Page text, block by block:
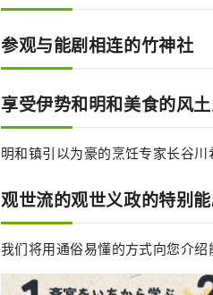
参观与能剧相连的竹神社
享受伊势和明和美食的风
明和镇引以为豪的烹饪专家长谷
观世流的观世义政的特别
我们将用通俗易懂的方式向您介绍